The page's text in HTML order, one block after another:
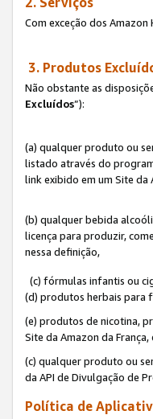
Com exceção dos
3. Produtos
Não obstante as
Excluídos”):
(a) qualquer produto ou
listado através do
link exibido em um Site da
(b) qualquer bebida
licença para produzir,
nessa definição,
(c) fórmulas infantis ou
(d) produtos herbais para
(e) produtos de nicotina,
Site da Amazon da França,
(c) qualquer produto ou
da API de Divulgação de
Política de